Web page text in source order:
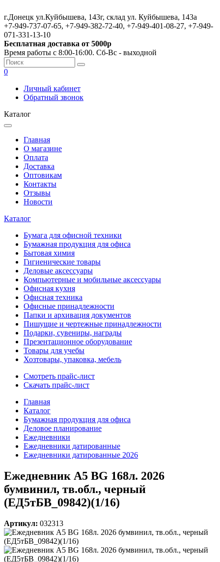
г.Донецк ул.Куйбышева, 143г, склад ул. Куйбышева, 143а
+7-949-737-07-65, +7-949-382-72-40, +7-949-401-08-27, +7-949-
071-331-13-10
Бесплатная доставка от 5000р
Время работы с 8:00-16:00. Сб-Вс - выходной
0
Личный кабинет
Обратный звонок
Каталог
Главная
О магазине
Оплата
Доставка
Оптовикам
Контакты
Отзывы
Новости
Каталог
Бумага для офисной техники
Бумажная продукция для офиса
Бытовая химия
Гигиенические товары
Деловые аксессуары
Компьютерные и мобильные аксессуары
Офисная кухня
Офисная техника
Офисные принадлежности
Папки и архивация документов
Пишущие и чертежные принадлежности
Подарки, сувениры, награды
Презентационное оборудование
Товары для учебы
Хозтовары, упаковка, мебель
Смотреть прайс-лист
Скачать прайс-лист
Главная
Каталог
Бумажная продукция для офиса
Деловое планирование
Ежедневники
Ежедневники датированные
Ежедневники датированные 2026
Ежедневник А5 BG 168л. 2026
бумвинил, тв.обл., черный
(ЕД5тБВ_09842)(1/16)
Артикул: 032313